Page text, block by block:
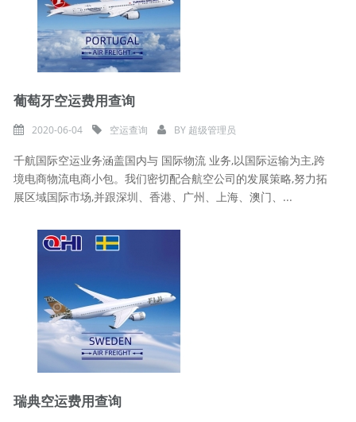
葡萄牙空运费用查询
2020-06-04 空运查询 BY 超级管理员
千航国际空运业务涵盖国内与 国际物流 业务,以国际运输为主,跨
境电商物流电商小包。我们密切配合航空公司的发展策略,努力拓
展区域国际市场,并跟深圳、香港、广州、上海、澳门、...
瑞典空运费用查询